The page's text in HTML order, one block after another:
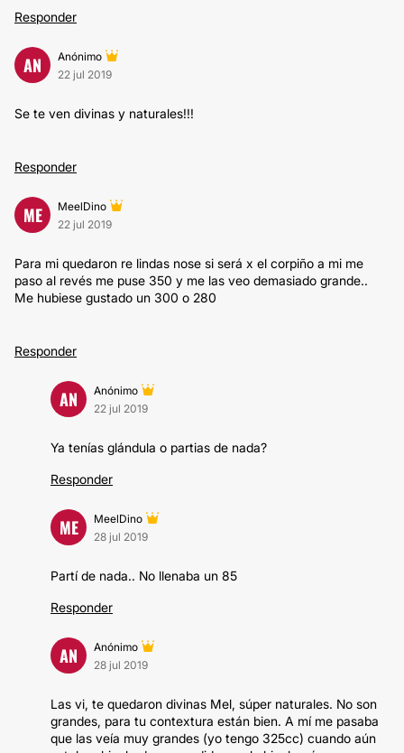
Responder
AN
Anónimo
22 jul 2019
Se te ven divinas y naturales!!!
Responder
ME
MeelDino
22 jul 2019
Para mi quedaron re lindas nose si será x el corpiño a mi me
paso al revés me puse 350 y me las veo demasiado grande..
Me hubiese gustado un 300 o 280
Responder
AN
Anónimo
22 jul 2019
Ya tenías glándula o partias de nada?
Responder
ME
MeelDino
28 jul 2019
Partí de nada.. No llenaba un 85
Responder
AN
Anónimo
28 jul 2019
Las vi, te quedaron divinas Mel, súper naturales. No son
grandes, para tu contextura están bien. A mí me pasaba
que las veía muy grandes (yo tengo 325cc) cuando aún